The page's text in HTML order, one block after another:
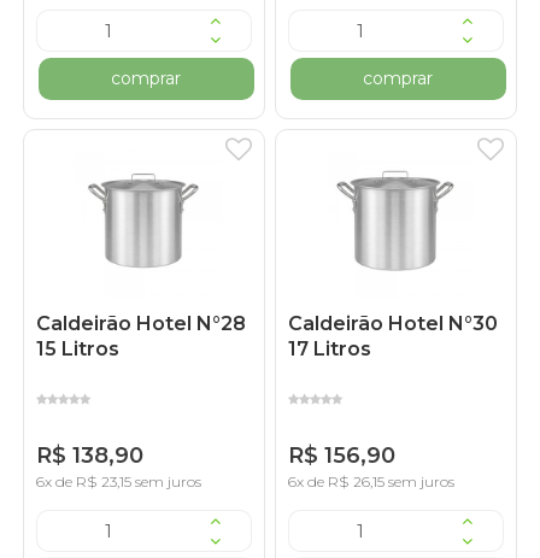
comprar comprar
Caldeirão Hotel N°28
15 Litros
R$ 138,90
6x de R$ 23,15 sem juros
Caldeirão Hotel N°30
17 Litros
R$ 156,90
6x de R$ 26,15 sem juros